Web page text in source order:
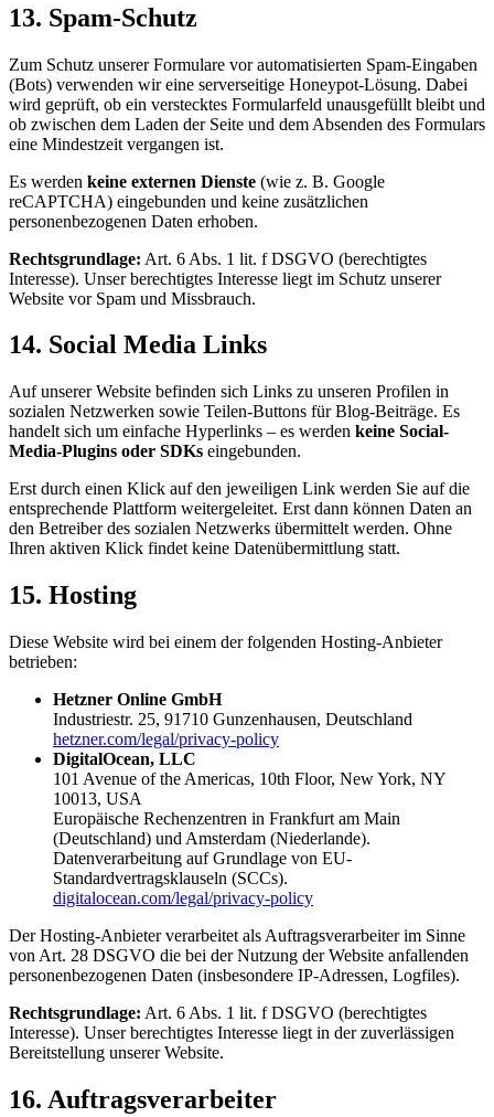
13. Spam-Schutz
Zum Schutz unserer Formulare vor automatisierten Spam-Eingaben
(Bots) verwenden wir eine serverseitige Honeypot-Lösung. Dabei
wird geprüft, ob ein verstecktes Formularfeld unausgefüllt bleibt und
ob zwischen dem Laden der Seite und dem Absenden des Formulars
eine Mindestzeit vergangen ist.
Es werden keine externen Dienste (wie z. B. Google
reCAPTCHA) eingebunden und keine zusätzlichen
personenbezogenen Daten erhoben.
Rechtsgrundlage: Art. 6 Abs. 1 lit. f DSGVO (berechtigtes
Interesse). Unser berechtigtes Interesse liegt im Schutz unserer
Website vor Spam und Missbrauch.
14. Social Media Links
Auf unserer Website befinden sich Links zu unseren Profilen in
sozialen Netzwerken sowie Teilen-Buttons für Blog-Beiträge. Es
handelt sich um einfache Hyperlinks – es werden keine Social-
Media-Plugins oder SDKs eingebunden.
Erst durch einen Klick auf den jeweiligen Link werden Sie auf die
entsprechende Plattform weitergeleitet. Erst dann können Daten an
den Betreiber des sozialen Netzwerks übermittelt werden. Ohne
Ihren aktiven Klick findet keine Datenübermittlung statt.
15. Hosting
Diese Website wird bei einem der folgenden Hosting-Anbieter
betrieben:
Hetzner Online GmbH
Industriestr. 25, 91710 Gunzenhausen, Deutschland
hetzner.com/legal/privacy-policy
DigitalOcean, LLC
101 Avenue of the Americas, 10th Floor, New York, NY
10013, USA
Europäische Rechenzentren in Frankfurt am Main
(Deutschland) und Amsterdam (Niederlande).
Datenverarbeitung auf Grundlage von EU-
Standardvertragsklauseln (SCCs).
digitalocean.com/legal/privacy-policy
Der Hosting-Anbieter verarbeitet als Auftragsverarbeiter im Sinne
von Art. 28 DSGVO die bei der Nutzung der Website anfallenden
personenbezogenen Daten (insbesondere IP-Adressen, Logfiles).
Rechtsgrundlage: Art. 6 Abs. 1 lit. f DSGVO (berechtigtes
Interesse). Unser berechtigtes Interesse liegt in der zuverlässigen
Bereitstellung unserer Website.
16. Auftragsverarbeiter